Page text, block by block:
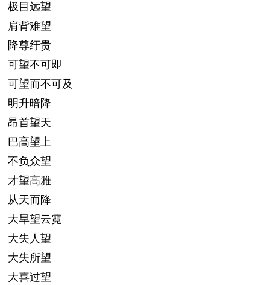
极目远望
肩背难望
降尊纡贵
可望不可即
可望而不可及
明升暗降
昂首望天
巴高望上
不负众望
才望高雅
从天而降
大旱望云霓
大失人望
大失所望
大喜过望